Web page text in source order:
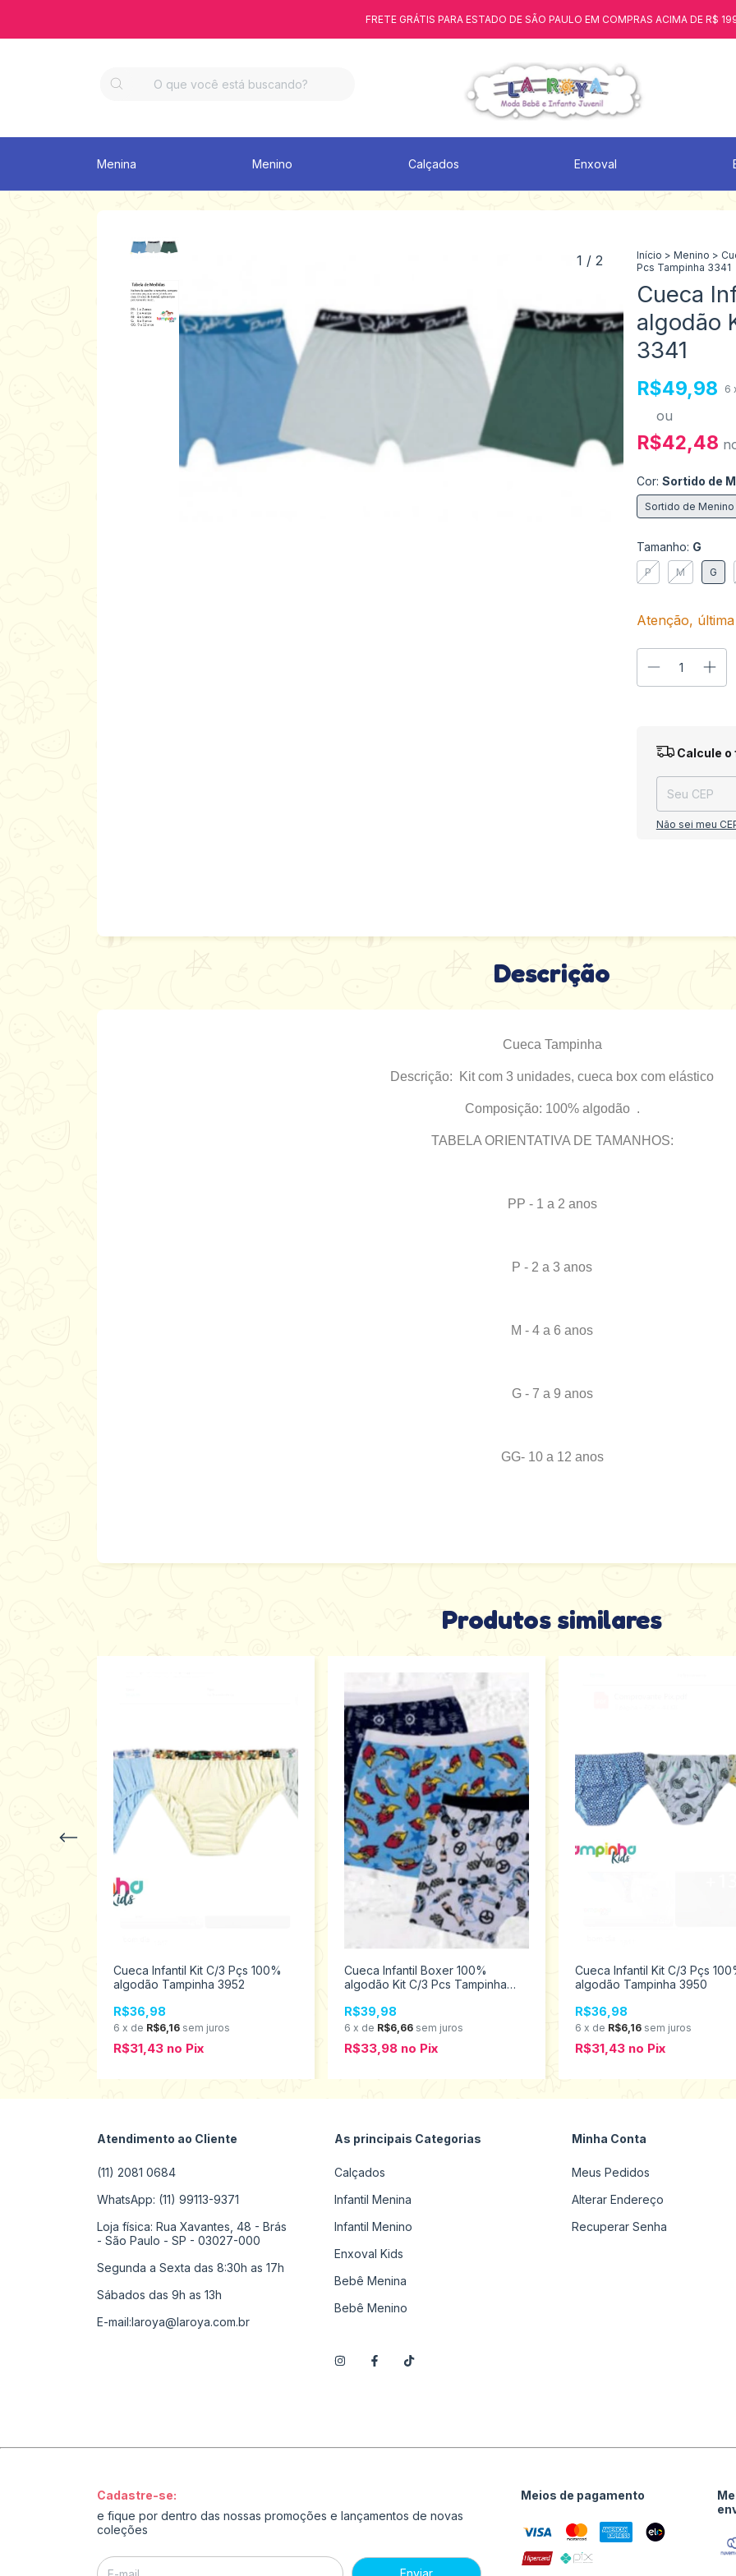
FRETE GRÁTIS PARA ESTADO DE SÃO PAULO EM COMPRAS ACIMA DE R$
Menina Menino Calçados Enxoval
1 / 2 Início > Menino >
Pcs Tampinha 3341
Cueca
algodão
3341
R$49,98 6
ou
R$42,48
Cor: Sortido de
Sortido de Menino
Tamanho: G
P M G
Atenção,
Entregas para o
Calcule o
Não sei meu
Descrição
Cueca Tampinha
Descrição: Kit com 3 unidades, cueca box com elástico
Composição: 100% algodão .
TABELA ORIENTATIVA DE TAMANHOS:
PP - 1 a 2 anos
P - 2 a 3 anos
M - 4 a 6 anos
G - 7 a 9 anos
GG- 10 a 12 anos
Produtos similares
Cueca Infantil Kit C/3 Pçs 100%
algodão Tampinha 3952
R$36,98
6 x de R$6,16 sem juros
R$31,43 no Pix
Cueca Infantil Boxer 100%
algodão Kit C/3 Pcs Tampinha
R$39,98
6 x de R$6,66 sem juros
R$33,98 no Pix
Cueca Infantil Kit C/3 Pçs
algodão Tampinha 3950
R$36,98
6 x de R$6,16 sem juros
R$31,43 no Pix
Atendimento ao Cliente
(11) 2081 0684
WhatsApp: (11) 99113-9371
Loja física: Rua Xavantes, 48 - Brás
- São Paulo - SP - 03027-000
Segunda a Sexta das 8:30h as 17h
Sábados das 9h as 13h
E-mail:laroya@laroya.com.br
As principais Categorias
Calçados
Infantil Menina
Infantil Menino
Enxoval Kids
Bebê Menina
Bebê Menino
Minha Conta
Meus Pedidos
Alterar Endereço
Recuperar Senha
Cadastre-se:
e fique por dentro das nossas promoções e lançamentos de novas
coleções
Meios de pagamento